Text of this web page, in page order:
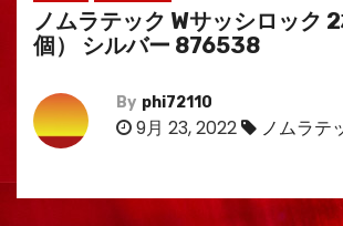
ノムラテック Wサッシロック
個） シルバー 876538
By phi72110
9月 23, 2022 ノムラテ